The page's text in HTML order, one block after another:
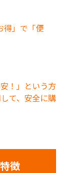
得」で「便
！」という方
て、安全に購
徴